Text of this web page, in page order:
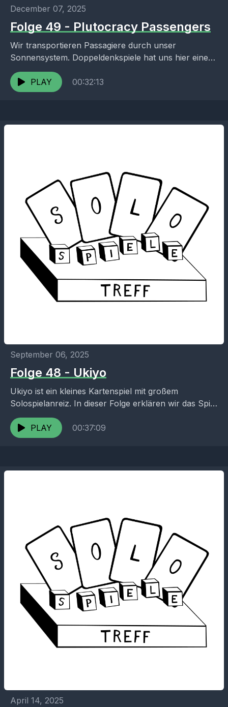
December 07, 2025
Folge 49 - Plutocracy Passengers
Wir transportieren Passagiere durch unser
Sonnensystem. Doppeldenkspiele hat uns hier eine
kniffelige Erweiterung gebracht. Wir erklären auch
das Mehrspieler Basisspiel Plutocracy. Links:
Plutocracy Passengers...
PLAY 00:32:13
September 06, 2025
Folge 48 - Ukiyo
Ukiyo ist ein kleines Kartenspiel mit großem
Solospielanreiz. In dieser Folge erklären wir das Spiel
und die Regeln. Das knifflige Puzzle ist perfekt für...
PLAY
00:37:09
April 14, 2025